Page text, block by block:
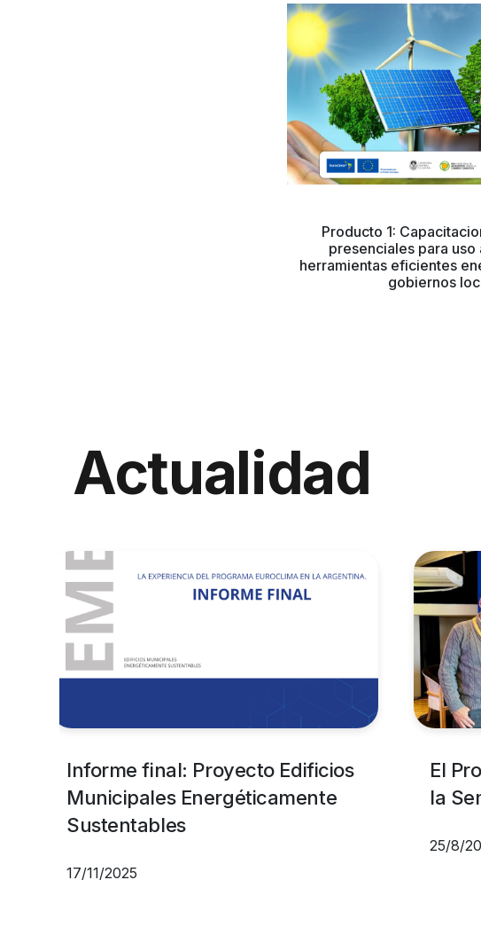
Producto 1:
presenciales para
herramientas eficientes
gobiernos
Actualidad
Informe final: Proyecto Edificios
Municipales Energéticamente
Sustentables
17/11/2025
El
la
25/8/